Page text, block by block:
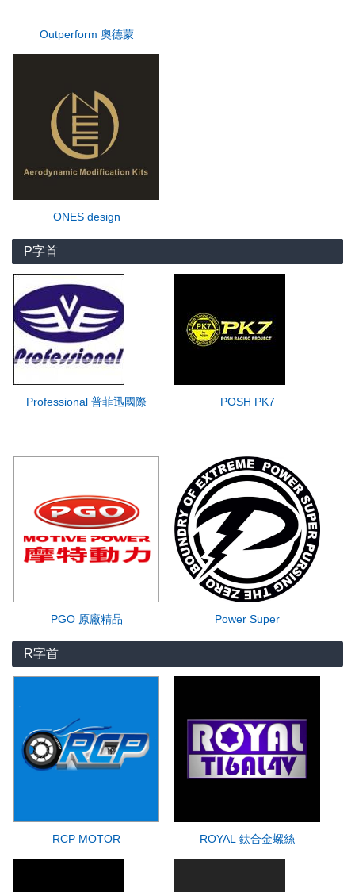
Outperform 奧德蒙
ONES design
P字首
Professional 普菲迅國際 POSH PK7
PGO 原廠精品 Power Super
R字首
RCP MOTOR ROYAL 鈦合金螺絲